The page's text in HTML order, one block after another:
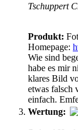
Tschuppert
Produkt:
Homepage:
Wie sind
habe es mir
klares Bild
etwas falsch
einfach.
Wertung: